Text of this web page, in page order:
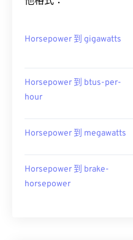
Horsepower 到 gigawatts
Horsepower 到 btus-per-
hour
Horsepower 到 megawatts
Horsepower 到 brake-
horsepower